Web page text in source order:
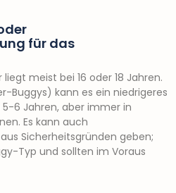
für das
meist bei 16 oder 18 Jahren.
Buggys) kann es ein niedrigeres
6 Jahren, aber immer in
Es kann auch
Sicherheitsgründen geben;
Typ und sollten im Voraus